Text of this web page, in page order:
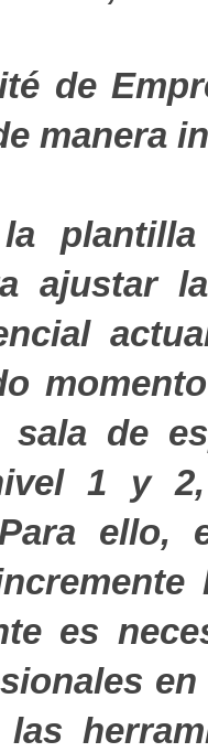
de
manera
ajustar
de
1 y
ello,
es